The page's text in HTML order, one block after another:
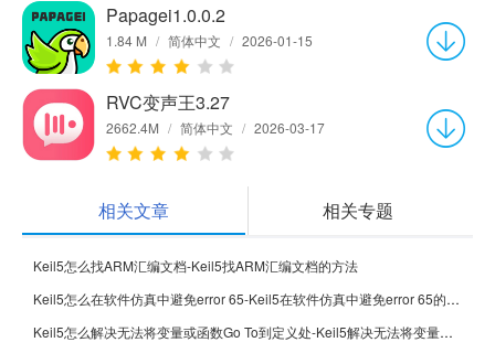
Papagei1.0.0.2
1.84 M / 简体中文 / 2026-01-15
RVC变声王3.27
2662.4M / 简体中文 / 2026-03-17
相关文章 相关专题
Keil5怎么找ARM汇编文档-Keil5找ARM汇编文档的方法
Keil5怎么在软件仿真中避免error 65-Keil5在软件仿真中避免error 65的方法
Keil5怎么解决无法将变量或函数Go To到定义处-Keil5解决无法将变量或函数Go To到定义处的方法